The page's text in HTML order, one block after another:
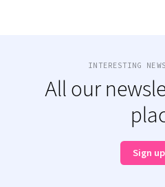
INTERESTING
All our
Sign up